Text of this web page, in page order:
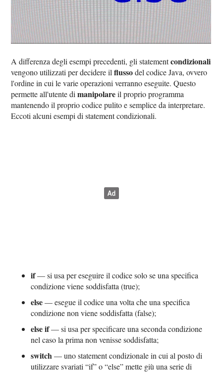
A differenza degli esempi precedenti, gli statementcondizionali
vengono utilizzati per decidere ilflussodel codice Java, ovvero
l'ordine in cui le varie operazioni verranno eseguite. Questo
permette all'utente dimanipolareil proprio programma
mantenendo il proprio codice pulito e semplice da interpretare.
Eccoti alcuni esempi di statement condizionali.
if— si usa per eseguire il codice solo se una specifica
condizione viene soddisfatta (true);
else— esegue il codice una volta che una specifica
condizione non viene soddisfatta (false);
else if— si usa per specificare una seconda condizione
nel caso la prima non venisse soddisfatta;
switch — uno statement condizionale in cui al posto di
utilizzare svariati “if” o “else” mette giù una serie di